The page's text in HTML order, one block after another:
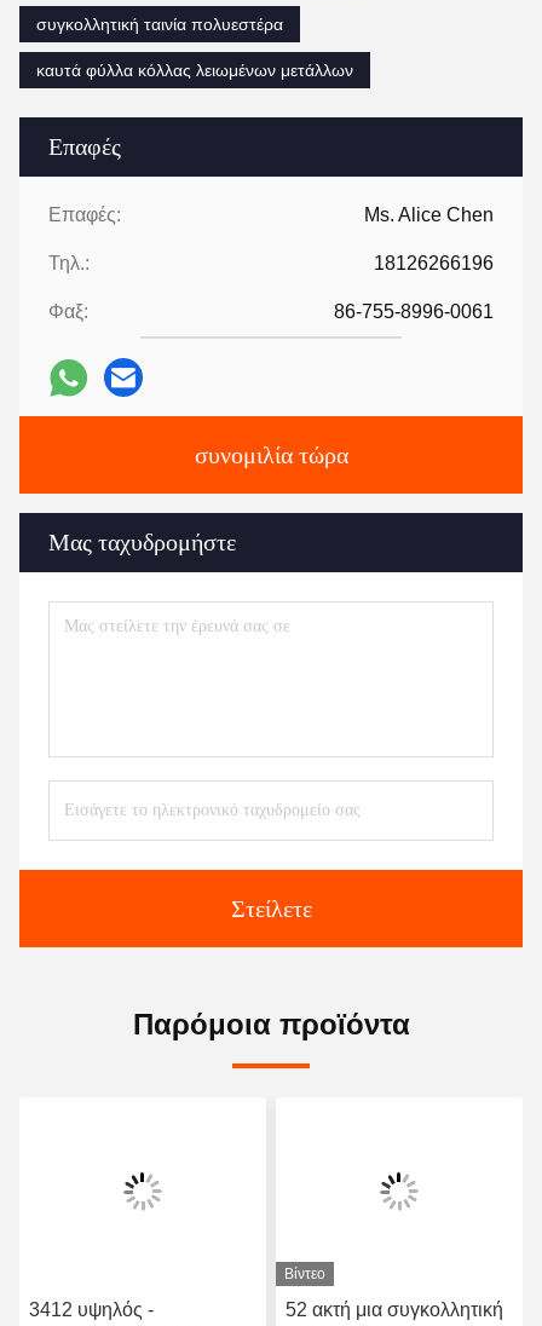
Επαφές
Επαφές: Ms. Alice Chen
Τηλ.: 18126266196
Φαξ: 86-755-8996-0061
συνομιλία τώρα
Μας ταχυδρομήστε
Στείλετε
συγκολλητική ταινία πολυεστέρα
καυτά φύλλα κόλλας λειωμένων μετάλλων
Παρόμοια προϊόντα
3412 υψηλός -
Βίντεο
52 ακτή μια συγκολλητική